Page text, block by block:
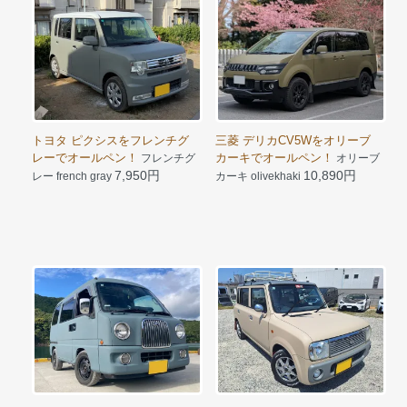
トヨタ ピクシスをフレンチグ
レーでオールペン！
フレンチグ
レー french gray 7,950円
三菱 デリカCV5Wをオリーブ
カーキでオールペン！
オリーブ
カーキ olivekhaki 10,890円